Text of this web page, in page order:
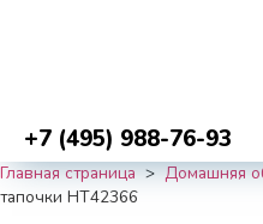
+7 (495) 988-76-93
Главная страница>Домашняя
тапочки HT42366